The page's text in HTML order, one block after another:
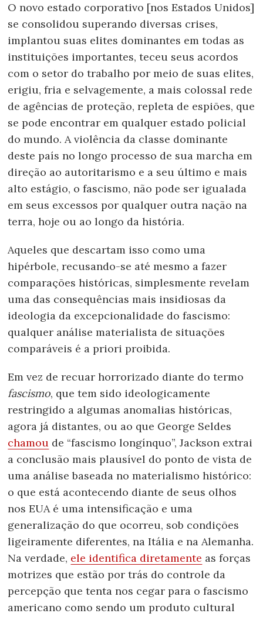
O novo estado corporativo [nos Estados Unidos]
se consolidou superando diversas crises,
implantou suas elites dominantes em todas as
instituições importantes, teceu seus acordos
com o setor do trabalho por meio de suas elites,
erigiu, fria e selvagemente, a mais colossal rede
de agências de proteção, repleta de espiões, que
se pode encontrar em qualquer estado policial
do mundo. A violência da classe dominante
deste país no longo processo de sua marcha em
direção ao autoritarismo e a seu último e mais
alto estágio, o fascismo, não pode ser igualada
em seus excessos por qualquer outra nação na
terra, hoje ou ao longo da história.
Aqueles que descartam isso como uma
hipérbole, recusando-se até mesmo a fazer
comparações históricas, simplesmente revelam
uma das consequências mais insidiosas da
ideologia da excepcionalidade do fascismo:
qualquer análise materialista de situações
comparáveis é a priori proibida.
Em vez de recuar horrorizado diante do termo
fascismo, que tem sido ideologicamente
restringido a algumas anomalias históricas,
agora já distantes, ou ao que George Seldes
chamou de “fascismo longínquo”, Jackson extrai
a conclusão mais plausível do ponto de vista de
uma análise baseada no materialismo histórico:
o que está acontecendo diante de seus olhos
nos EUA é uma intensificação e uma
generalização do que ocorreu, sob condições
ligeiramente diferentes, na Itália e na Alemanha.
Na verdade, ele identifica diretamente as forças
motrizes que estão por trás do controle da
percepção que tenta nos cegar para o fascismo
americano como sendo um produto cultural